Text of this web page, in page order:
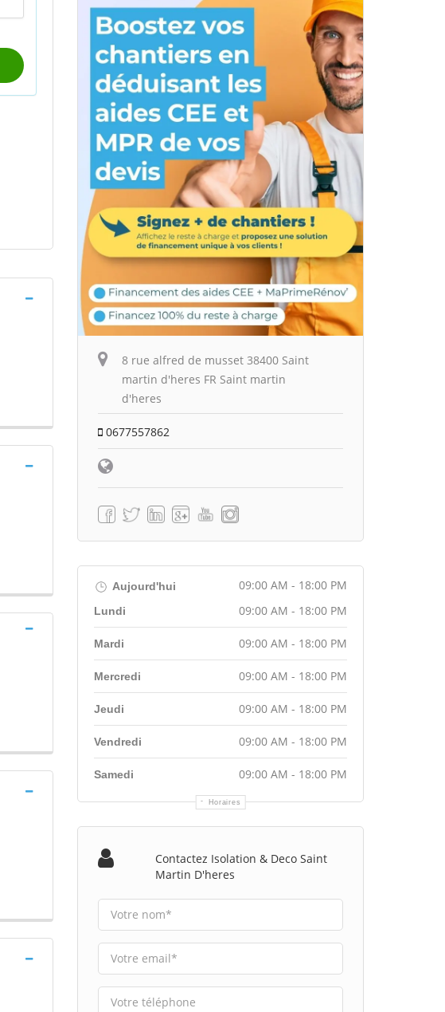
8 rue alfred de musset 38400 Saint
martin d'heres FR Saint martin
d'heres
0677557862
Aujourd'hui 09:00 AM - 18:00 PM
Horaires
Lundi 09:00 AM - 18:00 PM
Mardi 09:00 AM - 18:00 PM
Mercredi 09:00 AM - 18:00 PM
Jeudi 09:00 AM - 18:00 PM
Vendredi 09:00 AM - 18:00 PM
Samedi 09:00 AM - 18:00 PM
Contactez Isolation & Deco Saint
Martin D'heres